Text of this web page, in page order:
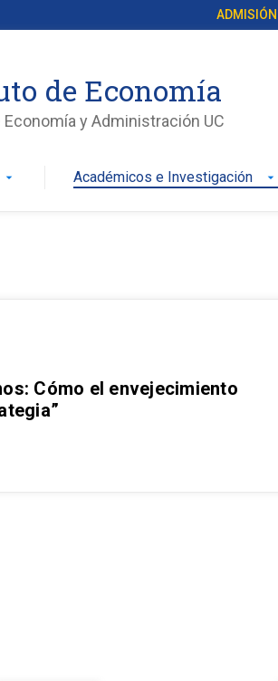
ADMISIÓN
de Economía
Economía y Administración UC
arrow_drop_down Académicos e Investigación arrow_drop_down
Cómo el envejecimiento